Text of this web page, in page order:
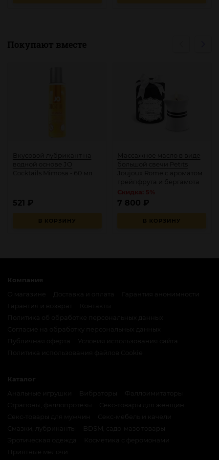
Покупают вместе
Вкусовой лубрикант на
водной основе JO
Cocktails Mimosa - 60 мл.
В КОРЗИНУ
521 ₽
Массажное масло в виде
большой свечи Petits
Joujoux Rome с ароматом
грейпфрута и бергамота
В КОРЗИНУ
7 800 ₽
Компания
О магазине
Доставка и оплата
Гарантия анонимности
Политика об обработке персональных данных
Согласие на обработку персональных данных
Публичная оферта
Условия использования сайта
Политика использования файлов Cookie
Каталог
Анальные игрушки
Вибраторы
Фаллоимитаторы
Страпоны, фаллопротезы
Секс-товары для женщин
Секс-товары для мужчин
Секс-мебель и качели
Смазки, лубриканты
BDSM, садо-мазо товары
Эротическая одежда
Косметика с феромонами
Приятные мелочи